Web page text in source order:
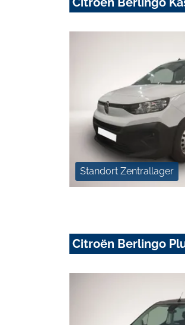
Standort Zentrallager
Citroën Berlingo